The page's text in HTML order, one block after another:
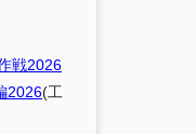
戦2026
2026(工